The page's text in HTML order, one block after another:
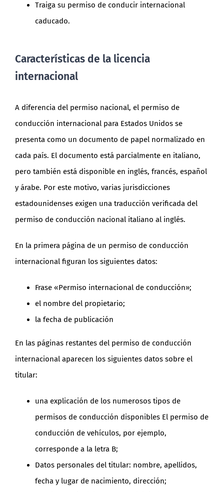
Traiga su permiso de conducir internacional
caducado.
Características de la licencia
internacional
A diferencia del permiso nacional, el permiso de
conducción internacional para Estados Unidos se
presenta como un documento de papel normalizado en
cada país. El documento está parcialmente en italiano,
pero también está disponible en inglés, francés, español
y árabe. Por este motivo, varias jurisdicciones
estadounidenses exigen una traducción verificada del
permiso de conducción nacional italiano al inglés.
En la primera página de un permiso de conducción
internacional figuran los siguientes datos:
Frase «Permiso internacional de conducción»;
el nombre del propietario;
la fecha de publicación
En las páginas restantes del permiso de conducción
internacional aparecen los siguientes datos sobre el
titular:
una explicación de los numerosos tipos de
permisos de conducción disponibles El permiso de
conducción de vehículos, por ejemplo,
corresponde a la letra B;
Datos personales del titular: nombre, apellidos,
fecha y lugar de nacimiento, dirección;